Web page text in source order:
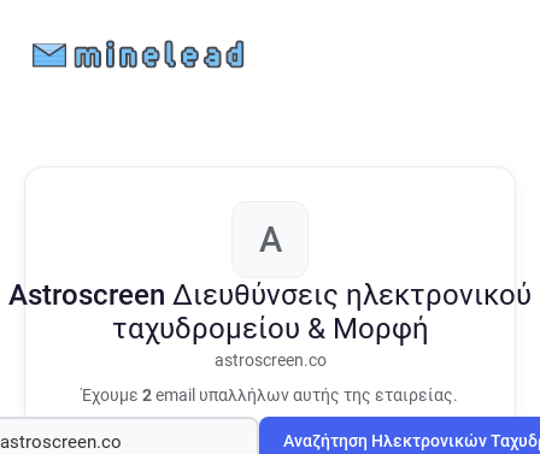
A
Astroscreen Διευθύνσεις ηλεκτρονικού
ταχυδρομείου & Μορφή
astroscreen.co
Έχουμε 2email υπαλλήλων αυτής της εταιρείας.
Αναζήτηση Ηλεκτρονικών